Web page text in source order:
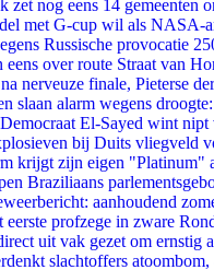
zet nog eens 14 gemeenten
met G-cup wil als NASA-
Russische provocatie
eens over route Straat van
nerveuze finale, Pieterse
slaan alarm wegens
El-Sayed wint
bij Duits vliegveld
krijgt zijn eigen "Platinum"
Braziliaans
aanhoudend
eerste profzege in zware
uit vak gezet om ernstig
slachtoffers atoombom,